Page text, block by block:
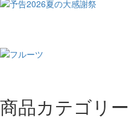
商品カテゴリー